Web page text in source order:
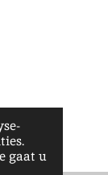
gaat u